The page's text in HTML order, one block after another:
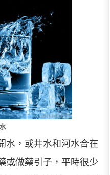
水，或井水和河水合在
或做藥引子，平時很少